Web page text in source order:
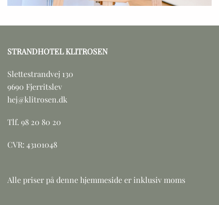
STRANDHOTEL KLITROSEN
Slettestrandvej 130
9690 Fjerritslev
hej@klitrosen.dk
Tlf. 98 20 80 20
CVR: 43101048
Alle priser på denne hjemmeside er inklusiv moms